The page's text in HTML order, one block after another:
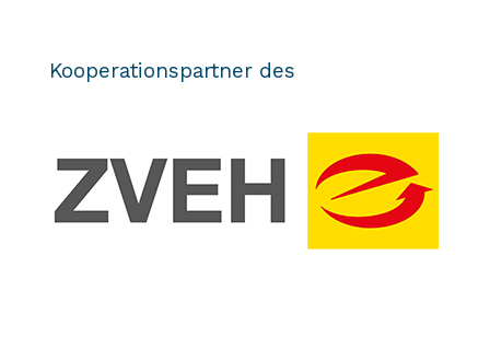
Kooperationspartner des